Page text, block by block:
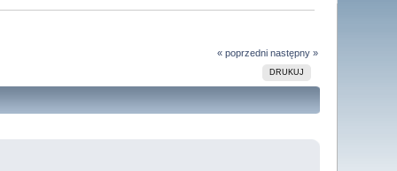
« poprzedni następny »
DRUKUJ